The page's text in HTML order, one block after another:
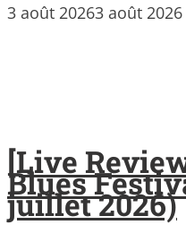
3 août 20263 août 2026
[Live
Blues
juillet 2026)